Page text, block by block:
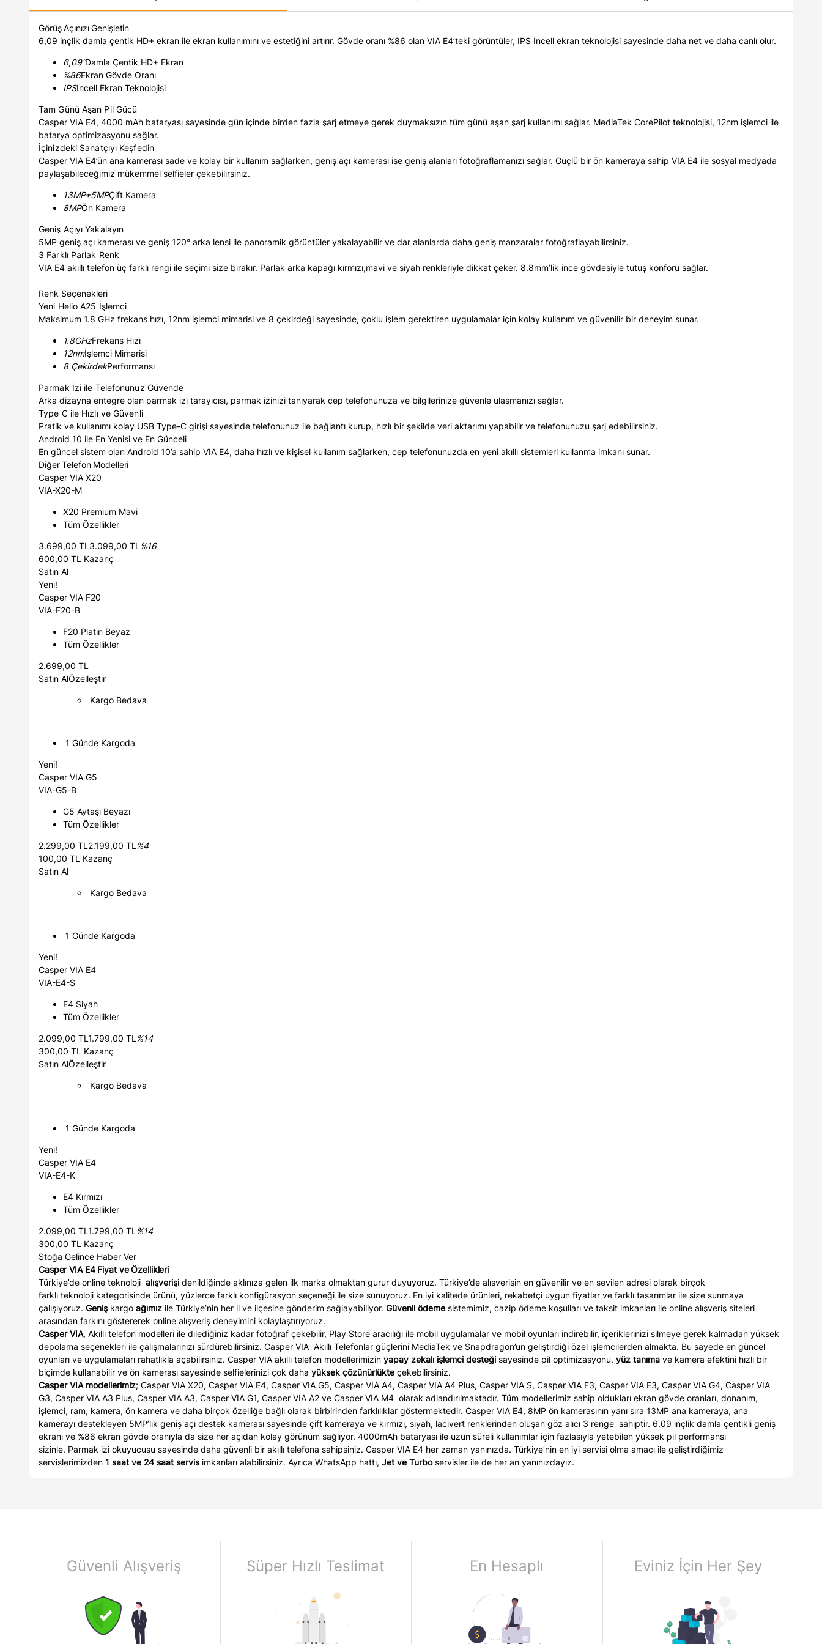
Görüş Açınızı Genişletin
6,09 inçlik damla çentik HD+ ekran ile ekran kullanımını ve estetiğini artırır. Gövde oranı %86 olan VIA E4’teki görüntüler, IPS Incell ekran teknolojisi sayesinde daha net ve daha canlı olur.
6,09”Damla Çentik HD+ Ekran
%86Ekran Gövde Oranı
IPSIncell Ekran Teknolojisi
Tam Günü Aşan Pil Gücü
Casper VIA E4, 4000 mAh bataryası sayesinde gün içinde birden fazla şarj etmeye gerek duymaksızın tüm günü aşan şarj kullanımı sağlar. MediaTek CorePilot teknolojisi, 12nm işlemci ile
batarya optimizasyonu sağlar.
İçinizdeki Sanatçıyı Keşfedin
Casper VIA E4’ün ana kamerası sade ve kolay bir kullanım sağlarken, geniş açı kamerası ise geniş alanları fotoğraflamanızı sağlar. Güçlü bir ön kameraya sahip VIA E4 ile sosyal medyada
paylaşabileceğimiz mükemmel selfieler çekebilirsiniz.
13MP+5MPÇift Kamera
8MPÖn Kamera
Geniş Açıyı Yakalayın
5MP geniş açı kamerası ve geniş 120° arka lensi ile panoramik görüntüler yakalayabilir ve dar alanlarda daha geniş manzaralar fotoğraflayabilirsiniz.
3 Farklı Parlak Renk
VIA E4 akıllı telefon üç farklı rengi ile seçimi size bırakır. Parlak arka kapağı kırmızı,mavi ve siyah renkleriyle dikkat çeker. 8.8mm’lik ince gövdesiyle tutuş konforu sağlar.
Renk Seçenekleri
Yeni Helio A25 İşlemci
Maksimum 1.8 GHz frekans hızı, 12nm işlemci mimarisi ve 8 çekirdeği sayesinde, çoklu işlem gerektiren uygulamalar için kolay kullanım ve güvenilir bir deneyim sunar.
1.8GHzFrekans Hızı
12nmİşlemci Mimarisi
8 ÇekirdekPerformansı
Parmak İzi ile Telefonunuz Güvende
Arka dizayna entegre olan parmak izi tarayıcısı, parmak izinizi tanıyarak cep telefonunuza ve bilgilerinize güvenle ulaşmanızı sağlar.
Type C ile Hızlı ve Güvenli
Pratik ve kullanımı kolay USB Type-C girişi sayesinde telefonunuz ile bağlantı kurup, hızlı bir şekilde veri aktarımı yapabilir ve telefonunuzu şarj edebilirsiniz.
Android 10 ile En Yenisi ve En Günceli
En güncel sistem olan Android 10’a sahip VIA E4, daha hızlı ve kişisel kullanım sağlarken, cep telefonunuzda en yeni akıllı sistemleri kullanma imkanı sunar.
DiğerTelefon Modelleri
Casper VIA X20
VIA-X20-M
X20 Premium Mavi
Tüm Özellikler
3.699,00 TL3.099,00 TL%16
600,00 TL Kazanç
Satın Al
Yeni!
Casper VIA F20
VIA-F20-B
F20 Platin Beyaz
Tüm Özellikler
2.699,00 TL
Satın AlÖzelleştir
Kargo Bedava
1 Günde Kargoda
Yeni!
Casper VIA G5
VIA-G5-B
G5 Aytaşı Beyazı
Tüm Özellikler
2.299,00 TL2.199,00 TL%4
100,00 TL Kazanç
Satın Al
Kargo Bedava
1 Günde Kargoda
Yeni!
Casper VIA E4
VIA-E4-S
E4 Siyah
Tüm Özellikler
2.099,00 TL1.799,00 TL%14
300,00 TL Kazanç
Satın AlÖzelleştir
Kargo Bedava
1 Günde Kargoda
Yeni!
Casper VIA E4
VIA-E4-K
E4 Kırmızı
Tüm Özellikler
2.099,00 TL1.799,00 TL%14
300,00 TL Kazanç
Stoğa Gelince Haber Ver
Casper VIA E4 Fiyat ve Özellikleri
Türkiye’de online teknoloji alışverişi denildiğinde aklınıza gelen ilk marka olmaktan gurur duyuyoruz. Türkiye’de alışverişin en güvenilir ve en sevilen adresi olarak birçok
farklı teknoloji kategorisinde ürünü, yüzlerce farklı konfigürasyon seçeneği ile size sunuyoruz. En iyi kalitede ürünleri, rekabetçi uygun fiyatlar ve farklı tasarımlar ile size sunmaya
çalışıyoruz. Geniş kargo ağımız ile Türkiye’nin her il ve ilçesine gönderim sağlayabiliyor. Güvenli ödeme sistemimiz, cazip ödeme koşulları ve taksit imkanları ile online alışveriş siteleri
arasından farkını göstererek online alışveriş deneyimini kolaylaştırıyoruz.
Casper VIA, Akıllı telefon modelleri ile dilediğiniz kadar fotoğraf çekebilir, Play Store aracılığı ile mobil uygulamalar ve mobil oyunları indirebilir, içeriklerinizi silmeye gerek kalmadan yüksek
depolama seçenekleri ile çalışmalarınızı sürdürebilirsiniz. Casper VIA Akıllı Telefonlar güçlerini MediaTek ve Snapdragon’un geliştirdiği özel işlemcilerden almakta. Bu sayede en güncel
oyunları ve uygulamaları rahatlıkla açabilirsiniz. Casper VIA akıllı telefon modellerimizin yapay zekalı işlemci desteği sayesinde pil optimizasyonu, yüz tanıma ve kamera efektini hızlı bir
biçimde kullanabilir ve ön kamerası sayesinde selfielerinizi çok daha yüksek çözünürlükte çekebilirsiniz.
Casper VIA modellerimiz; Casper VIA X20, Casper VIA E4, Casper VIA G5, Casper VIA A4, Casper VIA A4 Plus, Casper VIA S, Casper VIA F3, Casper VIA E3, Casper VIA G4, Casper VIA
G3, Casper VIA A3 Plus, Casper VIA A3, Casper VIA G1, Casper VIA A2 ve Casper VIA M4 olarak adlandırılmaktadır. Tüm modellerimiz sahip oldukları ekran gövde oranları, donanım,
işlemci, ram, kamera, ön kamera ve daha birçok özelliğe bağlı olarak birbirinden farklılıklar göstermektedir. Casper VIA E4, 8MP ön kamerasının yanı sıra 13MP ana kameraya, ana
kamerayı destekleyen 5MP’lik geniş açı destek kamerası sayesinde çift kameraya ve kırmızı, siyah, lacivert renklerinden oluşan göz alıcı 3 renge sahiptir. 6,09 inçlik damla çentikli geniş
ekranı ve %86 ekran gövde oranıyla da size her açıdan kolay görünüm sağlıyor. 4000mAh bataryası ile uzun süreli kullanımlar için fazlasıyla yetebilen yüksek pil performansı
sizinle. Parmak izi okuyucusu sayesinde daha güvenli bir akıllı telefona sahipsiniz. Casper VIA E4 her zaman yanınızda. Türkiye’nin en iyi servisi olma amacı ile geliştirdiğimiz
servislerimizden 1 saat ve 24 saat servisimkanları alabilirsiniz. Ayrıca WhatsApp hattı, Jet ve Turboservisler ile de her an yanınızdayız.
Güvenli Alışveriş Süper Hızlı Teslimat En Hesaplı Eviniz İçin Her Şey